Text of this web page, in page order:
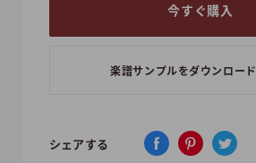
今すぐ購入
楽譜サンプルをダウンロード
シェアする